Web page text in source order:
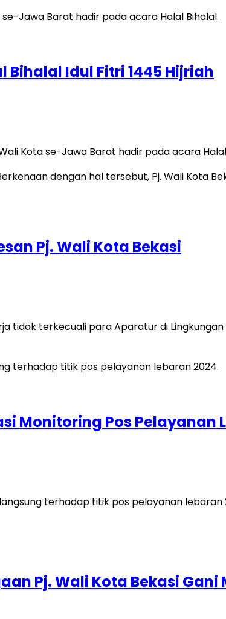
Idul Fitri 1445 Hijriah
Kota se-Jawa Barat hadir pada acara
Pj. Wali Kota Bekasi
tidak terkecuali para Aparatur di
Monitoring Pos Pelayanan
terhadap titik pos pelayanan
Pj. Wali Kota Bekasi